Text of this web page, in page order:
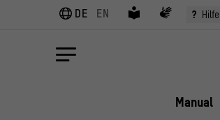
DE EN ? Hilfe
Manual